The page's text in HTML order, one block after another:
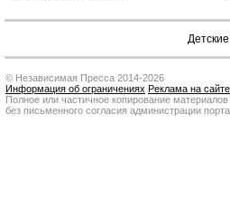
© Независимая Пресса 2014-2026
Информация об ограничениях Реклама на сайте
Полное или частичное копирование
без письменного согласия администрации